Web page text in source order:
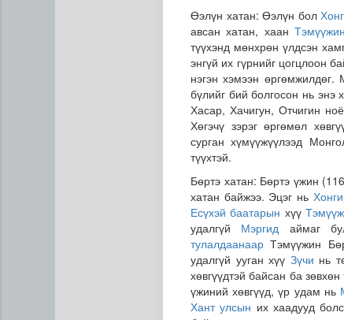
Өэлүн хатан: Өэлүн бол
авсан хатан, хаан
түүхэнд мөнхрөн үлдсэн
энгүй их гүрнийг цогцлоон
нэгэн хэмээн
бүлийг бий болгосон нь энэ
Хасар, Хачигун, Отчигин
Хөгэчү зэрэг өргөмөл
сурган хүмүүжүүлээд
түүхтэй.
Бөртэ хатан: Бөртэ үжин
хатан байжээ. Эцэг нь
Есүхэй баатарын хүү
удалгүй Мэргид аймаг
тулалдаанаар Тэмүүжин
удалгүй ууган хүү Зүчи нь
хөвгүүдтэй байсан ба
үжиний хөвгүүд, үр удам нь
Хант улсын их хаадууд